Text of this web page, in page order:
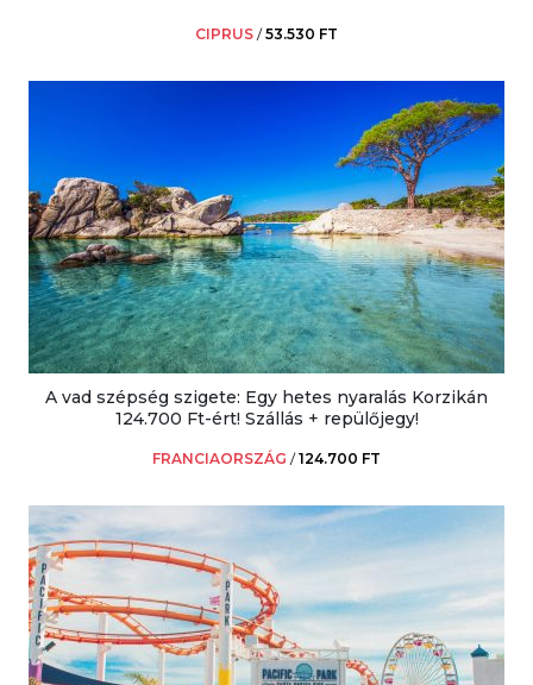
CIPRUS /53.530 FT
A vad szépség szigete: Egy hetes nyaralás Korzikán
124.700 Ft-ért! Szállás + repülőjegy!
FRANCIAORSZÁG /124.700 FT